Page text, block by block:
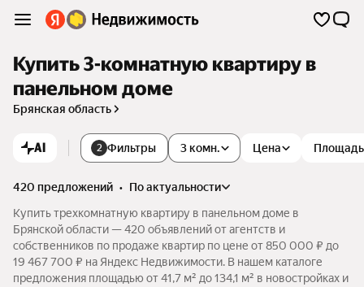
Купить 3-комнатную квартиру в
панельном доме
Брянская область
AI 2 Фильтры 3 комн. Цена Площадь
420 предложений •
по актуальности
Купить трехкомнатную квартиру в панельном доме в
Брянской области — 420 объявлений от агентств и
собственников по продаже квартир по цене от 850 000 ₽ до
19 467 700 ₽ на Яндекс Недвижимости. В нашем каталоге
предложения площадью от 41,7 м² до 134,1 м² в новостройках и